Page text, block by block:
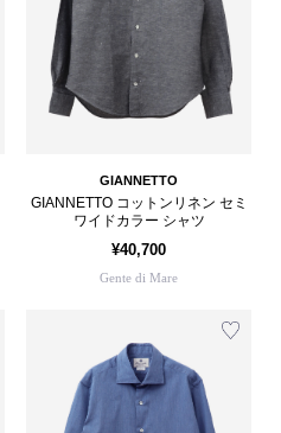
GIANNETTO
GIANNETTO コットンリネン セミ
ワイドカラー シャツ
¥40,700
Gente di Mare